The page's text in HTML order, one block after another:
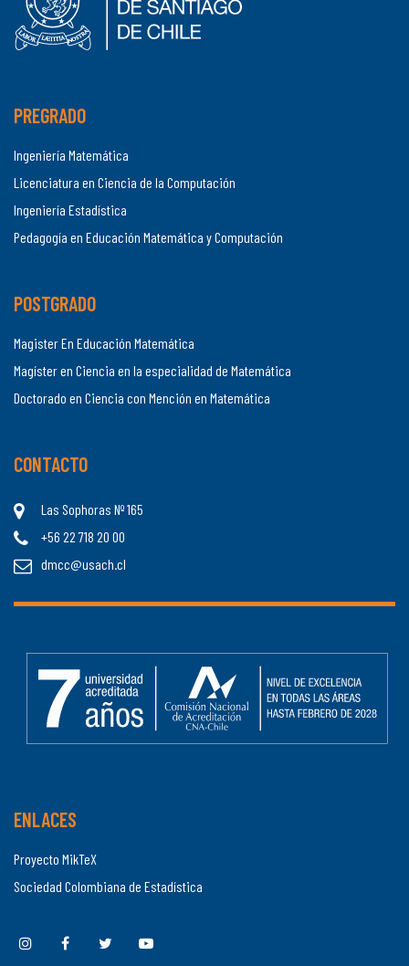
PREGRADO
Ingeniería Matemática
Licenciatura en Ciencia de la Computación
Ingeniería Estadística
Pedagogía en Educación Matemática y Computación
POSTGRADO
Magister En Educación Matemática
Magíster en Ciencia en la especialidad de Matemática
Doctorado en Ciencia con Mención en Matemática
CONTACTO
Las Sophoras Nº 165
+56 22 718 20 00
dmcc@usach.cl
ENLACES
Proyecto MikTeX
Sociedad Colombiana de Estadística